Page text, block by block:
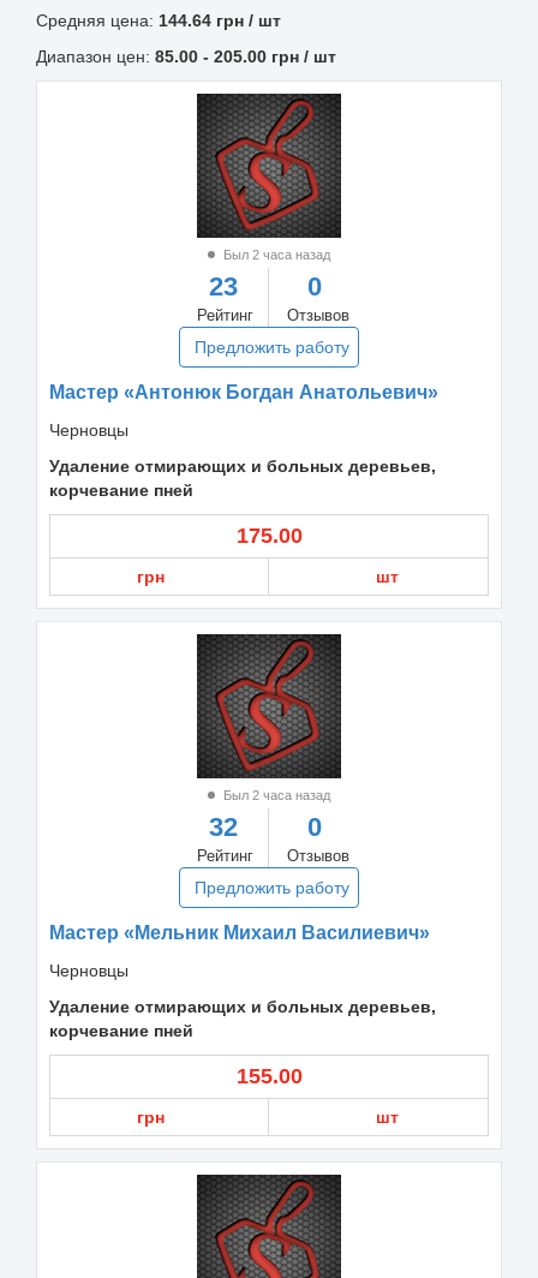
Средняя цена: 144.64 грн / шт
Диапазон цен: 85.00 - 205.00 грн / шт
Был 2 часа назад
23
Рейтинг
0
Отзывов
Предложить работу
Мастер «Антонюк Богдан Анатольевич»
Черновцы
Удаление отмирающих и больных деревьев,
корчевание пней
175.00
грн шт
Был 2 часа назад
32
Рейтинг
0
Отзывов
Предложить работу
Мастер «Мельник Михаил Василиевич»
Черновцы
Удаление отмирающих и больных деревьев,
корчевание пней
155.00
грн шт